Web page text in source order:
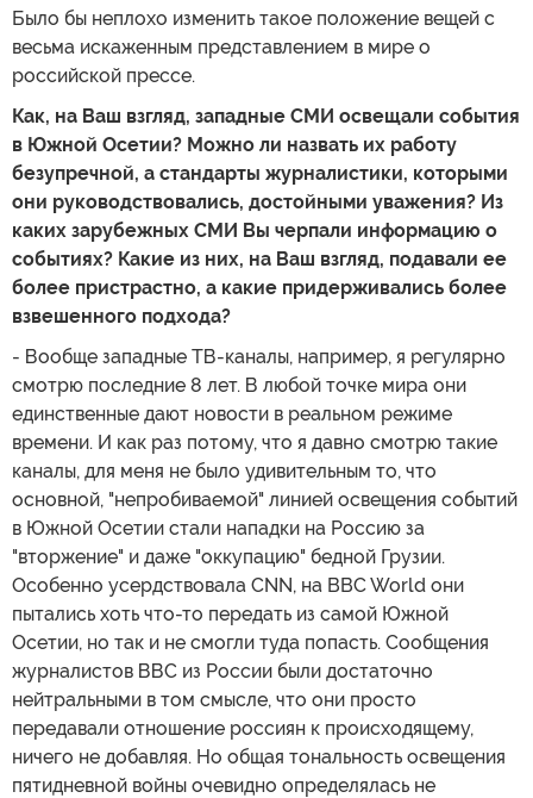
Было бы неплохо изменить такое положение вещей с
весьма искаженным представлением в мире о
российской прессе.
Как, на Ваш взгляд, западные СМИ освещали события
в Южной Осетии? Можно ли назвать их работу
безупречной, а стандарты журналистики, которыми
они руководствовались, достойными уважения? Из
каких зарубежных СМИ Вы черпали информацию о
событиях? Какие из них, на Ваш взгляд, подавали ее
более пристрастно, а какие придерживались более
взвешенного подхода?
- Вообще западные ТВ-каналы, например, я регулярно
смотрю последние 8 лет. В любой точке мира они
единственные дают новости в реальном режиме
времени. И как раз потому, что я давно смотрю такие
каналы, для меня не было удивительным то, что
основной, "непробиваемой" линией освещения событий
в Южной Осетии стали нападки на Россию за
"вторжение" и даже "оккупацию" бедной Грузии.
Особенно усердствовала CNN, на BBC World они
пытались хоть что-то передать из самой Южной
Осетии, но так и не смогли туда попасть. Сообщения
журналистов ВВС из России были достаточно
нейтральными в том смысле, что они просто
передавали отношение россиян к происходящему,
ничего не добавляя. Но общая тональность освещения
пятидневной войны очевидно определялась не